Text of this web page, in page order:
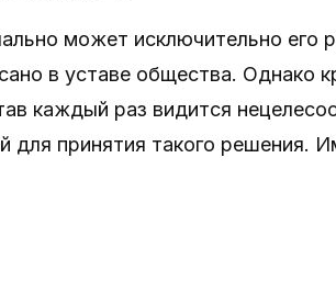
может исключительно его
в уставе общества. Однако
каждый раз видится
для принятия такого решения.